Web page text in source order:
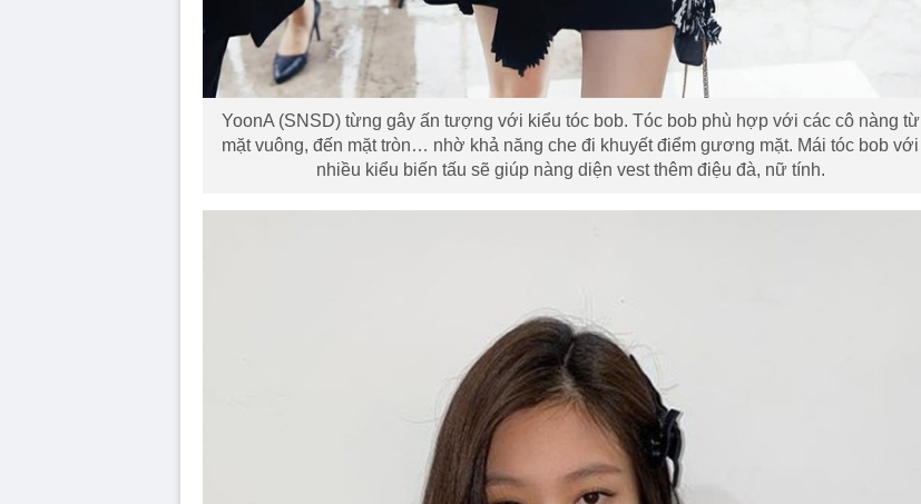
YoonA (SNSD) từng gây ấn tượng với kiểu tóc bob. Tóc bob phù hợp với các cô nàng từ
mặt vuông, đến mặt tròn… nhờ khả năng che đi khuyết điểm gương mặt. Mái tóc bob với
nhiều kiểu biến tấu sẽ giúp nàng diện vest thêm điệu đà, nữ tính.